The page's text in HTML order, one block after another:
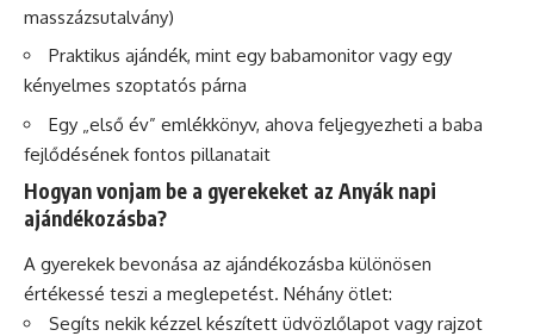
masszázsutalvány)
Praktikus ajándék, mint egy babamonitor vagy egy
kényelmes szoptatós párna
Egy „első év” emlékkönyv, ahova feljegyezheti a baba
fejlődésének fontos pillanatait
Hogyan vonjam be a gyerekeket az Anyák napi
ajándékozásba?
A gyerekek bevonása az ajándékozásba különösen
értékessé teszi a meglepetést. Néhány ötlet:
Segíts nekik kézzel készített üdvözlőlapot vagy rajzot